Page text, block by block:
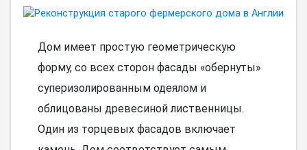
Дом имеет простую геометрическую
форму, со всех сторон фасады «обернуты»
суперизолированным одеялом и
облицованы древесиной лиственницы.
Один из торцевых фасадов включает